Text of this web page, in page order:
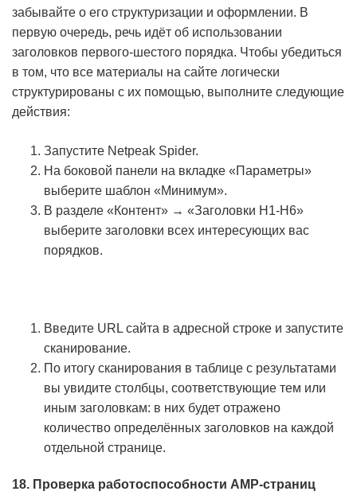
забывайте о его структуризации и оформлении. В
первую очередь, речь идёт об использовании
заголовков первого-шестого порядка. Чтобы убедиться
в том, что все материалы на сайте логически
структурированы с их помощью, выполните следующие
действия:
Запустите Netpeak Spider.
На боковой панели на вкладке «Параметры»
выберите шаблон «Минимум».
В разделе «Контент» → «Заголовки H1-H6»
выберите заголовки всех интересующих вас
порядков.
Введите URL сайта в адресной строке и запустите
сканирование.
По итогу сканирования в таблице с результатами
вы увидите столбцы, соответствующие тем или
иным заголовкам: в них будет отражено
количество определённых заголовков на каждой
отдельной странице.
18. Проверка работоспособности AMP-страниц